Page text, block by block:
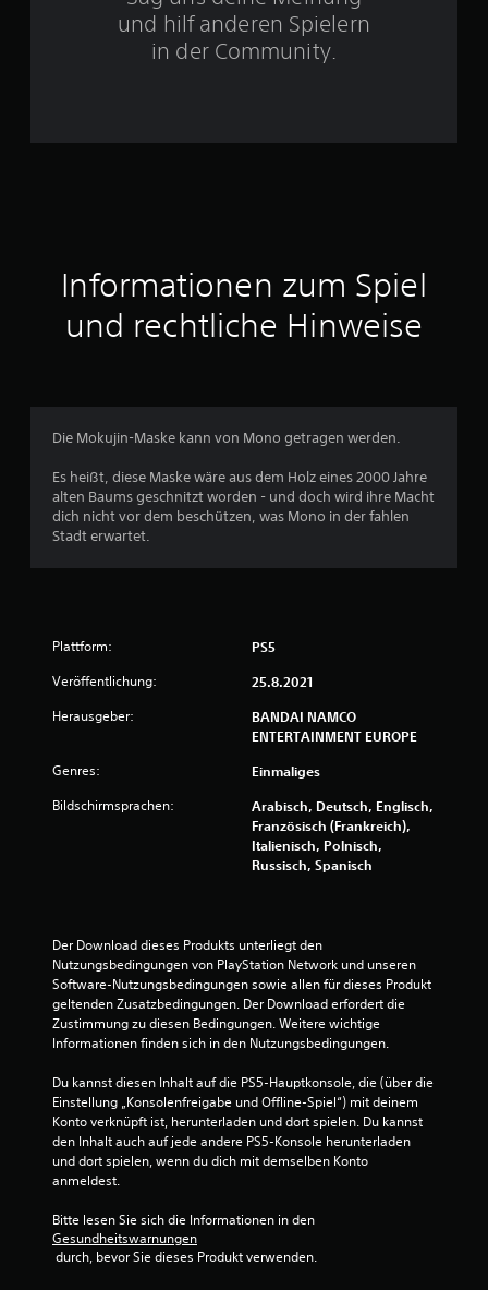
e
s
1
B
e
e
n
e
und hilf anderen Spielern
in der Community.
Informationen zum Spiel
und rechtliche Hinweise
Die Mokujin-Maske kann von Mono getragen werden.
Es heißt, diese Maske wäre aus dem Holz eines 2000 Jahre
alten Baums geschnitzt worden - und doch wird ihre Macht
dich nicht vor dem beschützen, was Mono in der fahlen
Stadt erwartet.
Plattform: PS5
Veröffentlichung: 25.8.2021
Herausgeber:
BANDAI NAMCO
ENTERTAINMENT EUROPE
Genres: Einmaliges
Bildschirmsprachen:
Arabisch, Deutsch, Englisch,
Französisch (Frankreich),
Italienisch, Polnisch,
Russisch, Spanisch
Der Download dieses Produkts unterliegt den
Nutzungsbedingungen von PlayStation Network und unseren
Software-Nutzungsbedingungen sowie allen für dieses Produkt
geltenden Zusatzbedingungen. Der Download erfordert die
Zustimmung zu diesen Bedingungen. Weitere wichtige
Informationen finden sich in den Nutzungsbedingungen.
Du kannst diesen Inhalt auf die PS5-Hauptkonsole, die (über die
Einstellung „Konsolenfreigabe und Offline-Spiel“) mit deinem
Konto verknüpft ist, herunterladen und dort spielen. Du kannst
den Inhalt auch auf jede andere PS5-Konsole herunterladen
und dort spielen, wenn du dich mit demselben Konto
anmeldest.
Bitte lesen Sie sich die Informationen in den
Gesundheitswarnungen
durch, bevor Sie dieses Produkt verwenden.